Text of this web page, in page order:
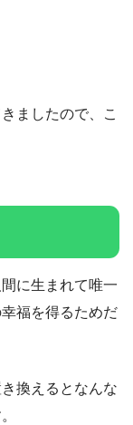
ましたので、こ
に生まれて唯一
福を得るためだ
換えるとなんな